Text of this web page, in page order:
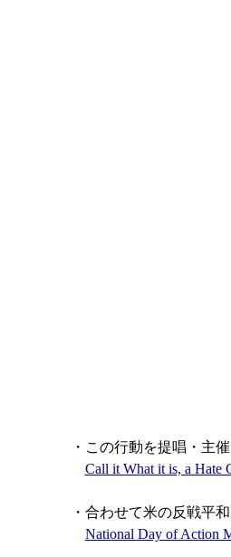
・この行動を提唱・主
Call it What it is, a Hate
・合わせて米の反戦平
National Day of Action